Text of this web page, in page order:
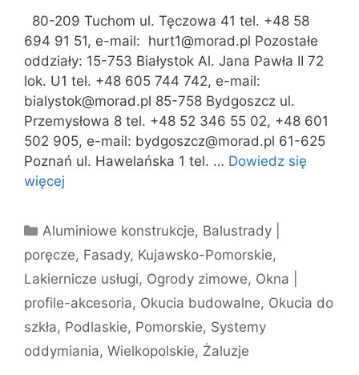
80-209 Tuchom ul. Tęczowa 41 tel. +48 58
694 91 51, e-mail: hurt1@morad.pl Pozostałe
oddziały: 15-753 Białystok Al. Jana Pawła II 72
lok. U1 tel. +48 605 744 742, e-mail:
bialystok@morad.pl 85-758 Bydgoszcz ul.
Przemysłowa 8 tel. +48 52 346 55 02, +48 601
502 905, e-mail: bydgoszcz@morad.pl 61-625
Poznań ul. Hawelańska 1 tel. … Dowiedz się
więcej
Kategorie
Aluminiowe konstrukcje, Balustrady |
poręcze, Fasady, Kujawsko-Pomorskie,
Lakiernicze usługi, Ogrody zimowe, Okna |
profile-akcesoria, Okucia budowalne, Okucia do
szkła, Podlaskie, Pomorskie, Systemy
oddymiania, Wielkopolskie, Żaluzje